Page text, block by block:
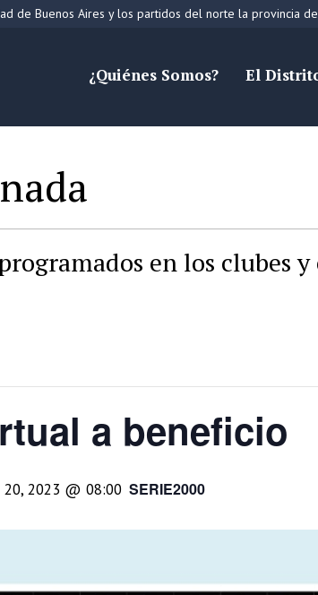
de Buenos Aires y los partidos del norte la provincia
¿Quiénes Somos? El
en los clubes
a beneficio
2023 @ 08:00 SERIE2000